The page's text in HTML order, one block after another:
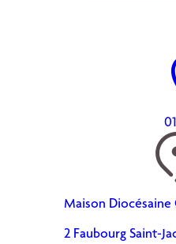
Maison Diocésaine
2 Faubourg Saint-